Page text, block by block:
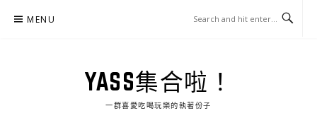
MENU
YASS集合啦！
一群喜愛吃喝玩樂的執著份子